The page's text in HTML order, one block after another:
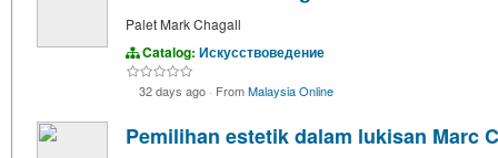
Palet Mark Chagall
Catalog: Искусствоведение
32 days ago · FromMalaysia Online
Pemilihan estetik dalam lukisan Marc